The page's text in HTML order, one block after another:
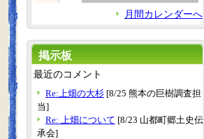
月間カレンダーへ
掲示板
最近のコメント
Re:上畑の大杉 [8/25 熊本の巨樹調査担
当]
Re: 上畑について [8/23 山都町郷土史伝
承会]